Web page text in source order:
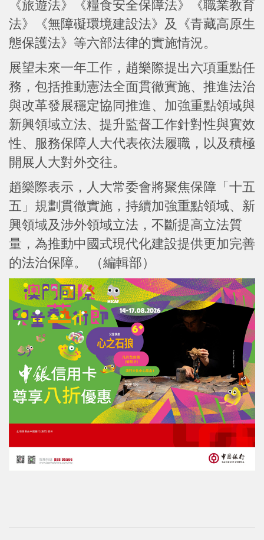
《旅遊法》《糧食安全保障法》《職業教育
法》《無障礙環境建設法》及《青藏高原生
態保護法》等六部法律的實施情況。
展望未來一年工作，趙樂際提出六項重點任
務，包括推動憲法全面貫徹實施、推進法治
與改革發展穩定協同推進、加強重點領域與
新興領域立法、提升監督工作針對性與實效
性、服務保障人大代表依法履職，以及積極
開展人大對外交往。
趙樂際表示，人大常委會將聚焦保障「十五
五」規劃貫徹實施，持續加強重點領域、新
興領域及涉外領域立法，不斷提高立法質
量，為推動中國式現代化建設提供更加完善
的法治保障。 （編輯部）